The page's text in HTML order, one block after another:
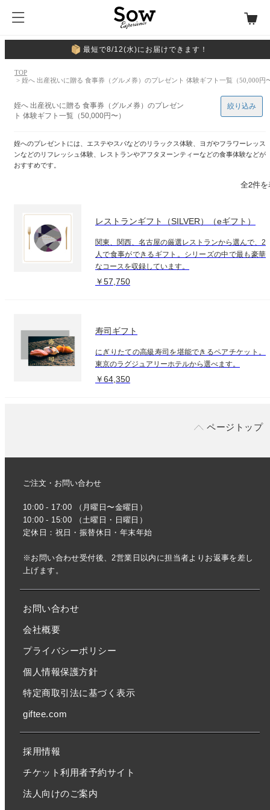
最短で8/12(水)にお届けできます！
TOP
> 姪へ 出産祝いに贈る 食事券（グルメ券）のプレゼント 体験ギフト一覧（50,000円
姪へ 出産祝いに贈る 食事券（グルメ券）のプレゼン
ト 体験ギフト一覧（50,000円〜）
姪へのプレゼントには、エステやスパなどのリラックス体験、ヨガやフラワーレッス
ンなどのリフレッシュ体験、レストランやアフタヌーンティーなどの食事体験などが
おすすめです。
絞り込み
全2件
レストランギフト（SILVER）（eギフト）
関東、関西、名古屋の厳選レストランから選んで、2
人で食事ができるギフト。シリーズの中で最も豪華
なコースを収録しています。
￥57,750
寿司ギフト
にぎりたての高級寿司を堪能できるペアチケット。
東京のラグジュアリーホテルから選べます。
￥64,350
ページトップ
ご注文・お問い合わせ
10:00 - 17:00 （月曜日〜金曜日）
10:00 - 15:00 （土曜日・日曜日）
定休日：祝日・振替休日・年末年始
※お問い合わせ受付後、2営業日以内に担当者よりお返事を差し
上げます。
お問い合わせ
会社概要
プライバシーポリシー
個人情報保護方針
特定商取引法に基づく表示
giftee.com
採用情報
チケット利用者予約サイト
法人向けのご案内